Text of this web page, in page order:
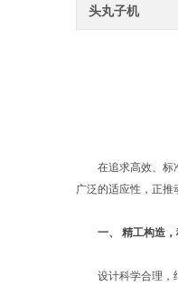
头丸子机
在追求高效、标准
广泛的适应性，正
一、 精工构造
设计科学合理，